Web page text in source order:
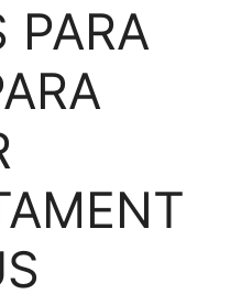
PARA